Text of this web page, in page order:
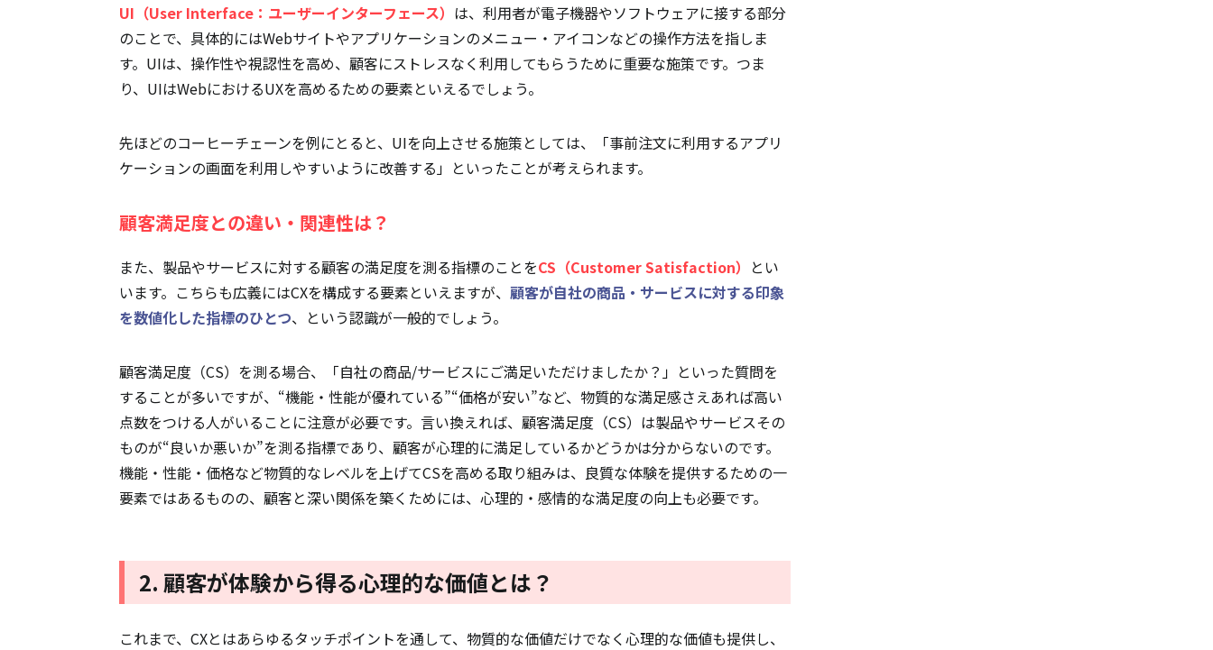
UI（User Interface：ユーザーインターフェース） は、利用者が電子機器やソフトウェアに接する部分
のことで、具体的にはWebサイトやアプリケーションのメニュー・アイコンなどの操作方法を指しま
す。UIは、操作性や視認性を高め、顧客にストレスなく利用してもらうために重要な施策です。つま
り、UIはWebにおけるUXを高めるための要素といえるでしょう。
先ほどのコーヒーチェーンを例にとると、UIを向上させる施策としては、「事前注文に利用するアプリ
ケーションの画面を利用しやすいように改善する」といったことが考えられます。
顧客満足度との違い・関連性は？
また、製品やサービスに対する顧客の満足度を測る指標のことをCS（Customer Satisfaction） とい
います。こちらも広義にはCXを構成する要素といえますが、 顧客が自社の商品・サービスに対する印象
を数値化した指標のひとつ、という認識が一般的でしょう。
顧客満足度（CS）を測る場合、「自社の商品/サービスにご満足いただけましたか？」といった質問を
することが多いですが、“機能・性能が優れている”“価格が安い”など、物質的な満足感さえあれば高い
点数をつける人がいることに注意が必要です。言い換えれば、顧客満足度（CS）は製品やサービスその
ものが“良いか悪いか”を測る指標であり、顧客が心理的に満足しているかどうかは分からないのです。
機能・性能・価格など物質的なレベルを上げてCSを高める取り組みは、良質な体験を提供するための一
要素ではあるものの、顧客と深い関係を築くためには、心理的・感情的な満足度の向上も必要です。
2. 顧客が体験から得る心理的な価値とは？
これまで、CXとはあらゆるタッチポイントを通して、物質的な価値だけでなく心理的な価値も提供し、